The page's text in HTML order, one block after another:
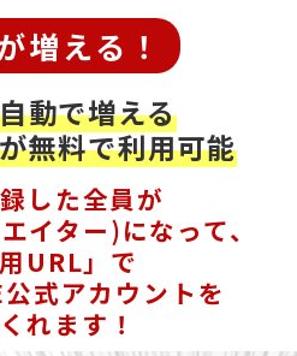
増える！
動で増える
無料で利用可能
した全員が
イター)になって、
用URL」で
式アカウントを
れます！